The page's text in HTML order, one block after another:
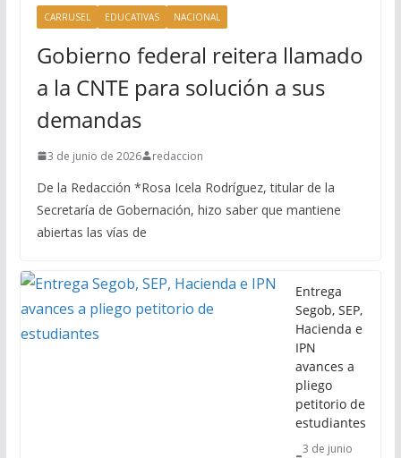
CARRUSEL EDUCATIVAS NACIONAL
Gobierno federal reitera llamado
a la CNTE para solución a sus
demandas
3 de junio de 2026 redaccion
De la Redacción *Rosa Icela Rodríguez, titular de la
Secretaría de Gobernación, hizo saber que mantiene
abiertas las vías de
Entrega
Segob, SEP,
Hacienda e
IPN
avances a
pliego
petitorio de
estudiantes
3 de junio